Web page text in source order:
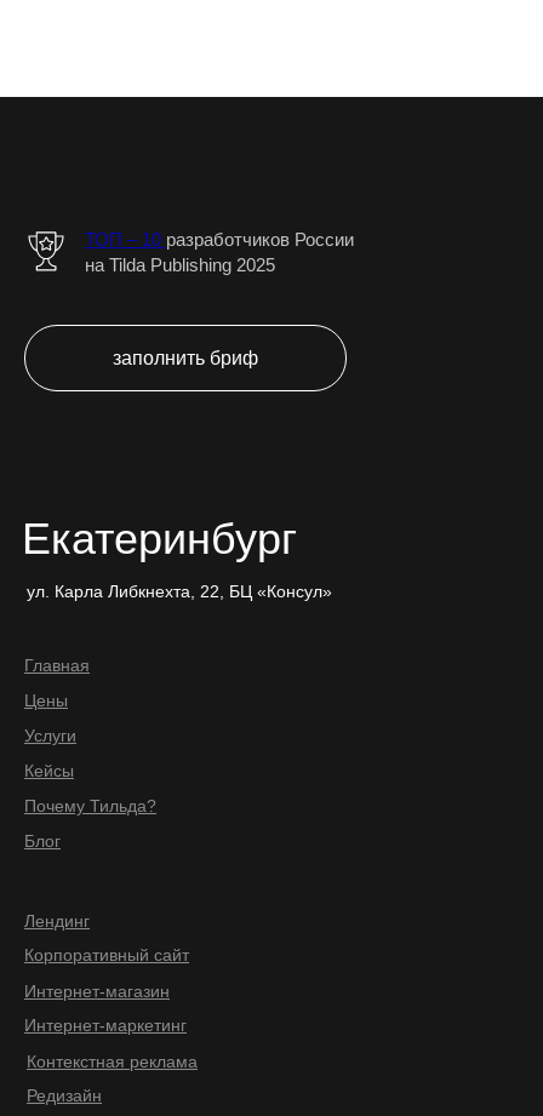
ТОП – 10 разработчиков Роcсии
на Tilda Publishing 2025
заполнить бриф
Главная
Цены
Кейсы
Почему Тильда?
Блог
Лендинг
Корпоративный сайт
Интернет-магазин
Контекстная реклама
Редизайн
Екатеринбург
Интернет-маркетинг
Услуги
ул. Карла Либкнехта, 22, БЦ «Консул»